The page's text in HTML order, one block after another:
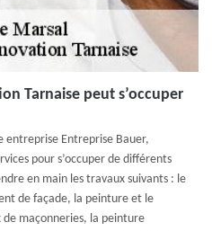
Tarnaise peut s’occuper
entreprise Entreprise Bauer,
pour s’occuper de différents
en main les travaux suivants : le
de façade, la peinture et le
maçonneries, la peinture